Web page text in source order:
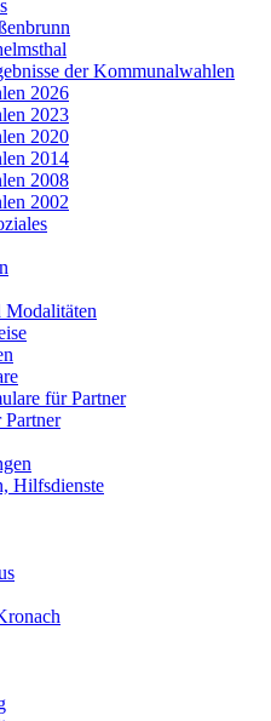
der Kommunalwahlen
2026
2023
2020
2014
2008
2002
Modalitäten
für Partner
Partner
Hilfsdienste